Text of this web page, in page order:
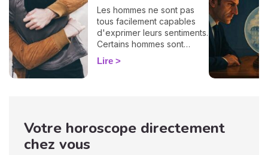
Les hommes ne sont pas
tous facilement capables
d'exprimer leurs sentiments.
Certains hommes sont
habitués à contrôler leurs
sentiments, par conséquent
langage corporel, vous
pouvez déchiffrer ses
Lire
Votre horoscope directement
chez vous